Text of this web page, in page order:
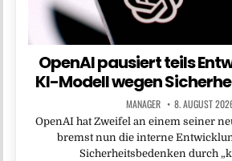
OpenAI pausiert teils
KI-Modell wegen
MANAGER 8. AUGUST
OpenAI hat Zweifel an einem seiner
bremst nun die interne
Sicherheitsbedenken durch